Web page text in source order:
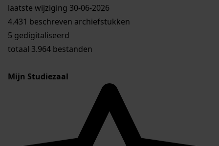
laatste wijziging 30-06-2026
4.431 beschreven archiefstukken
5 gedigitaliseerd
totaal 3.964 bestanden
Mijn Studiezaal